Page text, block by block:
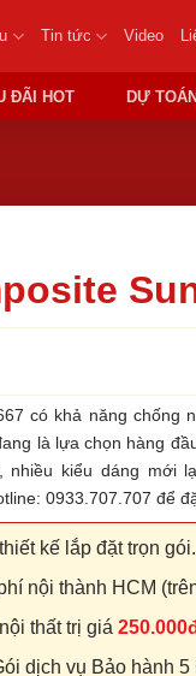
Tin tức Video
ĐÃI HOT DỰ
có khả năng chống
là lựa chọn hàng
kiểu dáng mới
0933.707.707 để
kế lắp đặt trọn gói.
nội thành HCM
thất trị giá
dịch vụ Bảo hành 5